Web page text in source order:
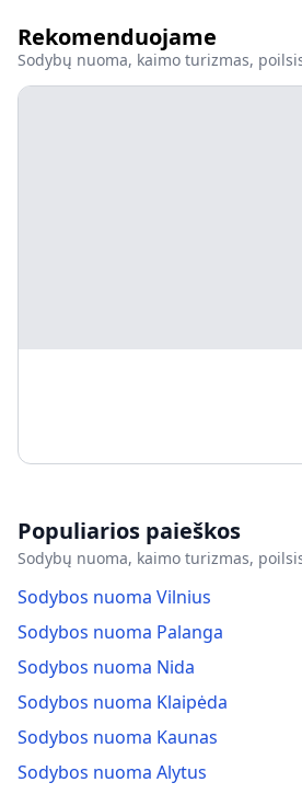
Rekomenduojame
Sodybų nuoma, kaimo turizmas,
Populiarios paieškos
Sodybų nuoma, kaimo turizmas,
Sodybos nuoma Vilnius
Sodybos nuoma Palanga
Sodybos nuoma Nida
Sodybos nuoma Klaipėda
Sodybos nuoma Kaunas
Sodybos nuoma Alytus